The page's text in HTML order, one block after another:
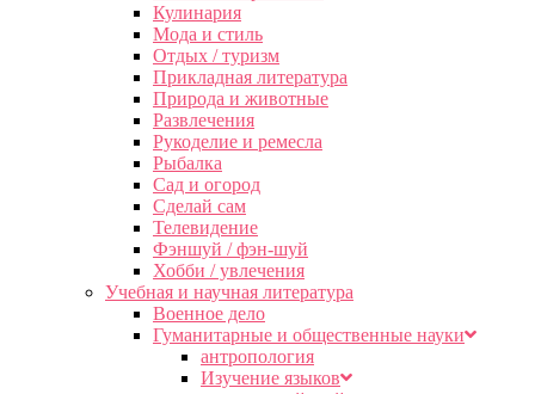
Кулинария
Мода и стиль
Отдых / туризм
Прикладная литература
Природа и животные
Развлечения
Рукоделие и ремесла
Рыбалка
Сад и огород
Сделай сам
Телевидение
Фэншуй / фэн-шуй
Хобби / увлечения
Учебная и научная литература
Военное дело
Гуманитарные и общественные науки
антропология
Изучение языков